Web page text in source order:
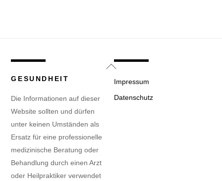
Back
GESUNDHEIT
Die Informationen auf dieser
Website sollten und dürfen
unter keinen Umständen als
Ersatz für eine professionelle
medizinische Beratung oder
Behandlung durch einen Arzt
oder Heilpraktiker verwendet
Impressum
Datenschutz